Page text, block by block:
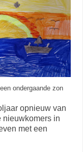
ondergaande zon
opnieuw van
nieuwkomers in
met een